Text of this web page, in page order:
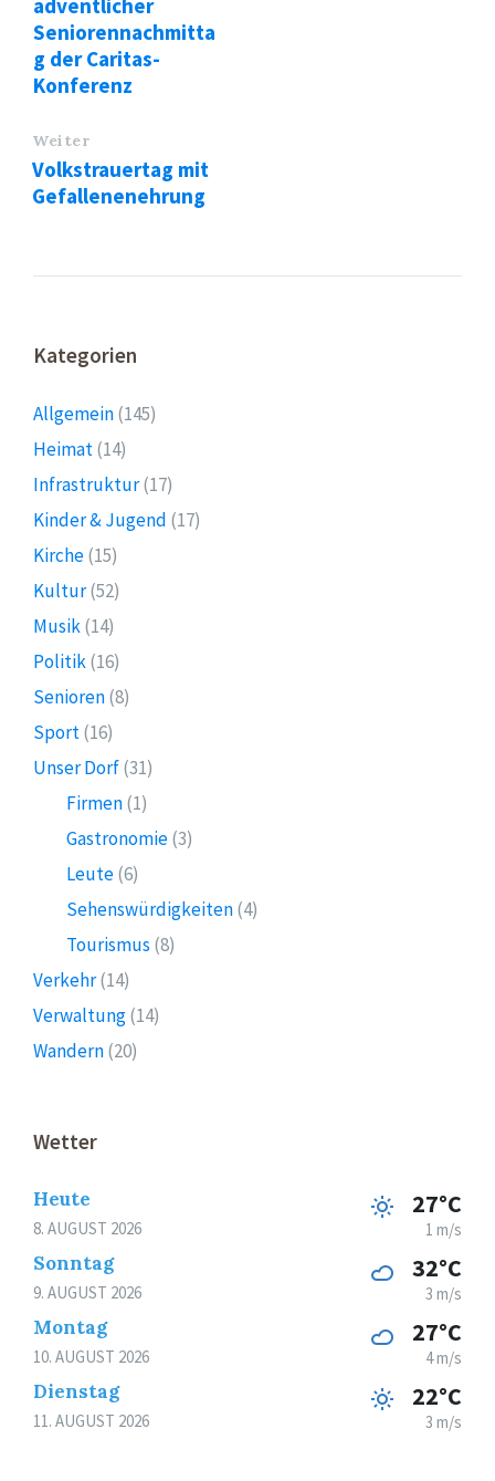
adventlicher
Seniorennachmitta
g der Caritas-
Konferenz
Weiter
Volkstrauertag mit
Gefallenenehrung
Kategorien
Allgemein(145)
Heimat(14)
Infrastruktur(17)
Kinder & Jugend (17)
Kirche(15)
Kultur(52)
Musik(14)
Politik(16)
Senioren(8)
Sport(16)
Unser Dorf(31)
Firmen(1)
Gastronomie(3)
Leute(6)
Sehenswürdigkeiten(4)
Tourismus (8)
Verkehr(14)
Verwaltung(14)
Wandern(20)
Wetter
Heute
8. AUGUST 2026
27°C
1 m/s
Sonntag
9. AUGUST 2026
32°C
3 m/s
Montag
10. AUGUST 2026
27°C
4 m/s
Dienstag
11. AUGUST 2026
22°C
3 m/s